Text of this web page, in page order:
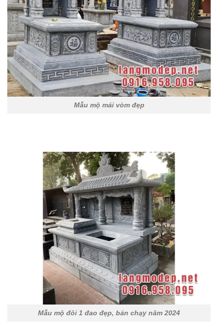
Mẫu mộ mái vòm đẹp
Mẫu mộ đôi 1 đao đẹp, bán chạy năm 2024